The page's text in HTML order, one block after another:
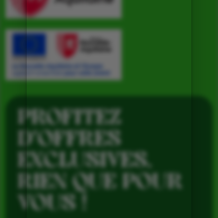
PROFITEZ
D’OFFRES
EXCLUSIVES,
RIEN QUE POUR
VOUS !